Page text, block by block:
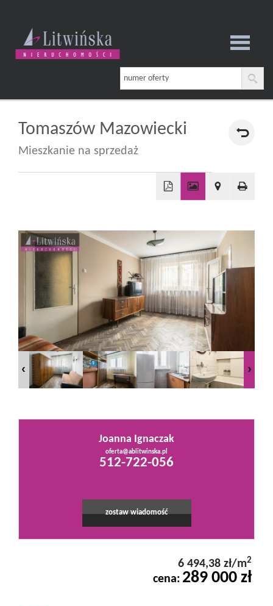
Strona
główna
Oferta
Mieszkania
Działki
Kontakt
Tomaszów Mazowiecki
Mieszkanie na sprzedaż
−
Joanna Ignaczak
oferta@ablitwinska.pl
512-722-056
zostaw wiadomość
6 494,38 zł/m2
cena: 289 000 zł